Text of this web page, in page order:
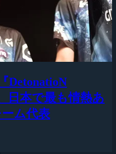
DetonatioN
日本で最も情熱あ
ム代表